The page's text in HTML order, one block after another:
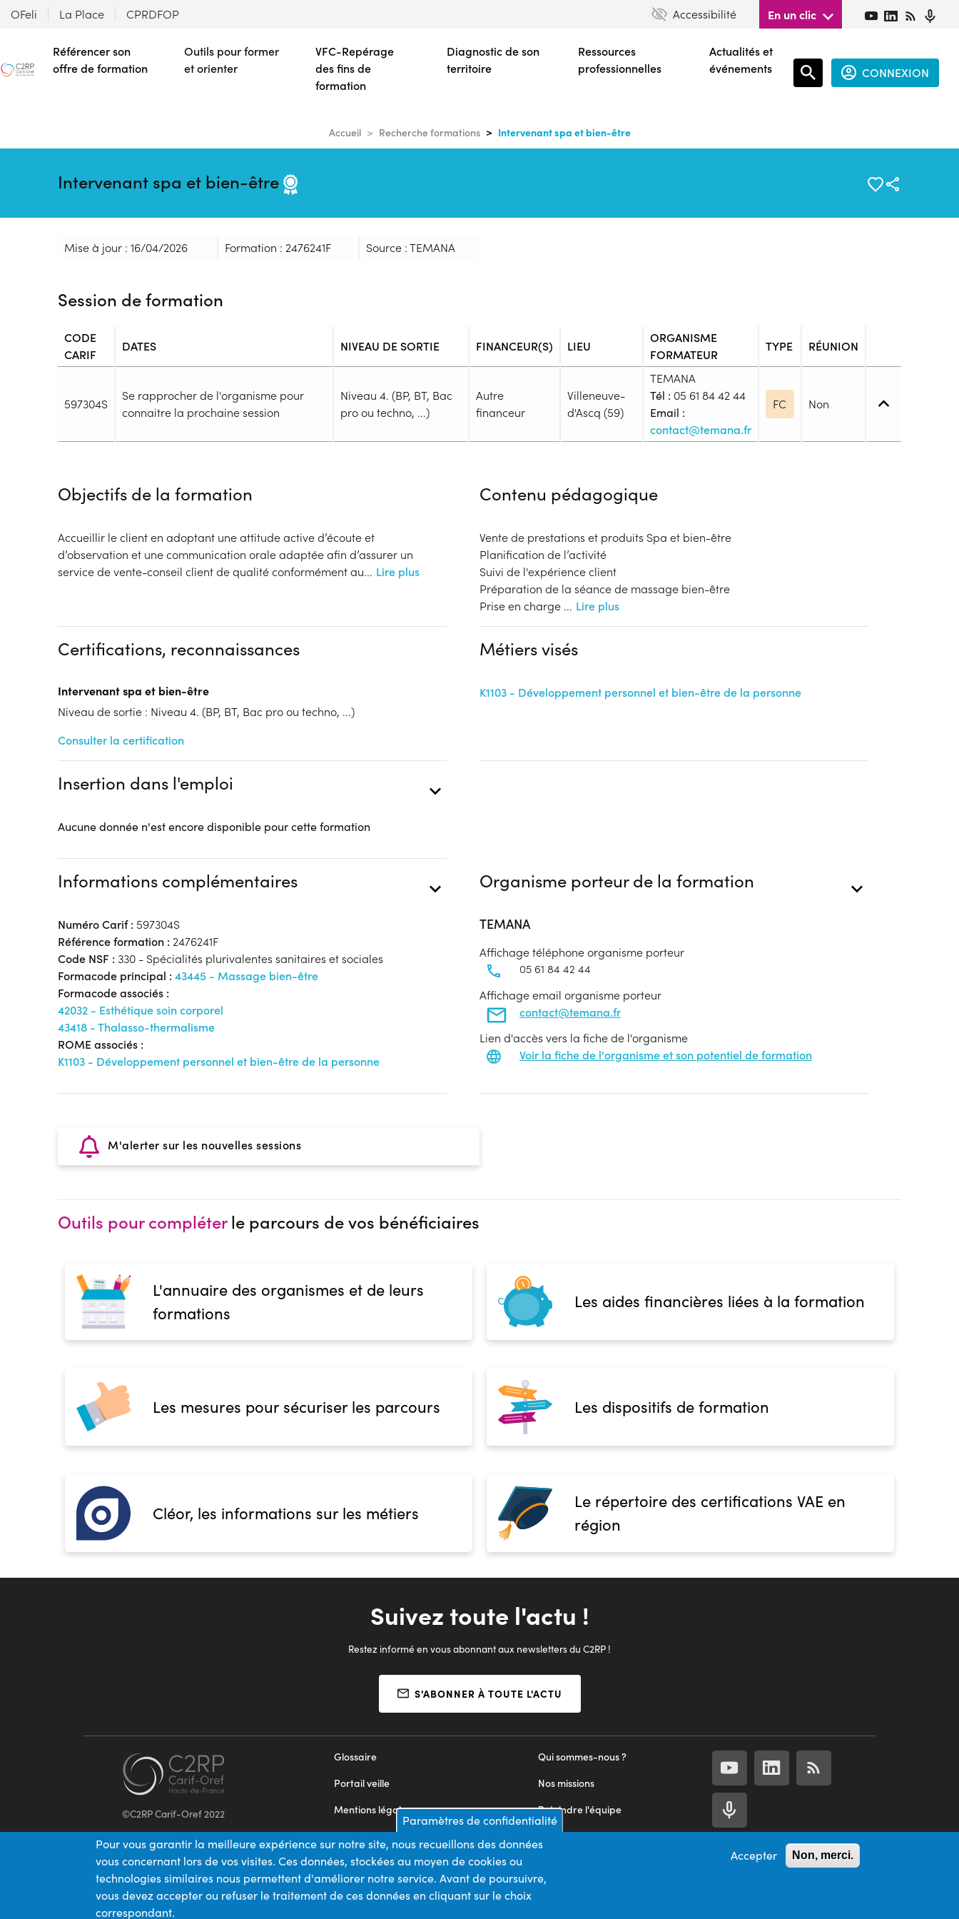
contenu
principal
OFeli La Place CPRDFOP Accessibilité En un clic
Référencer son
offre de formation
Outils pour former
et orienter
VFC-Repérage
des fins de
formation
Diagnostic de son
territoire
Ressources
professionnelles
Actualités et
événements
CONNEXION
Accueil Recherche formations Intervenant spa et bien-être
Intervenant spa et bien-être
Mise à jour : 16/04/2026 Formation : 2476241F Source : TEMANA
Session de formation
CODE
CARIF
DATES NIVEAU DE SORTIE FINANCEUR(S) LIEU
ORGANISME
FORMATEUR
TYPE RÉUNION
597304S
Se rapprocher de l'organisme pour
connaitre la prochaine session
Niveau 4. (BP, BT, Bac
pro ou techno, ...)
Autre
financeur
Villeneuve-
d'Ascq (59)
TEMANA
Tél : 05 61 84 42 44
Email :
contact@temana.fr
FC Non
Durée en centre :429h
Rythme :
Temps partiel
Type de parcours :Parcours collectif
Financements à déterminer selon la situation du bénéficiaire
Autre financeur
Tarif : N.C.
Lieu de formation
3 Rue des Teinturiers
Accueil sur le lieu de formation
Hébergement :Pas d'hébergement
Transport :
Pas de transport
Prérequis :
En recherche d'emploi, Tout public
Réunions d'informations
Aucune information
Complément d'information
Aucune information
Objectifs de la formation
Accueillir le client en adoptant une attitude active d’écoute et
d’observation et une communication orale adaptée afin d’assurer un
service de vente-conseil client de qualité conformément au... Lire plus
Contenu pédagogique
Vente de prestations et produits Spa et bien-être
Planification de l’activité
Suivi de l'expérience client
Préparation de la séance de massage bien-être
Prise en charge ... Lire plus
Certifications, reconnaissances
Intervenant spa et bien-être
Niveau de sortie : Niveau 4. (BP, BT, Bac pro ou techno, ...)
Consulter la certification
Métiers visés
K1103 - Développement personnel et bien-être de la personne
Insertion dans l'emploi
Aucune donnée n'est encore disponible pour cette formation
Informations complémentaires
Numéro Carif : 597304S
Référence formation : 2476241F
Code NSF : 330 - Spécialités plurivalentes sanitaires et sociales
Formacode principal : 43445 - Massage bien-être
Formacode associés :
42032 - Esthétique soin corporel
43418 - Thalasso-thermalisme
ROME associés :
K1103 - Développement personnel et bien-être de la personne
Organisme porteur de la formation
TEMANA
Affichage téléphone organisme porteur
05 61 84 42 44
Affichage email organisme porteur
contact@temana.fr
Lien d'accès vers la fiche de l'organisme
Voir la fiche de l'organisme et son potentiel de formation
M'alerter sur les nouvelles sessions
Outils pour compléterle parcours de vos bénéficiaires
L'annuaire des organismes et de leurs
formations
Les aides financières liées à la formation
Les mesures pour sécuriser les parcours Les dispositifs de formation
Cléor, les informations sur les métiers
Le répertoire des certifications VAE en
région
Suivez toute l'actu !
Restez informé en vous abonnant aux newsletters du C2RP !
S'ABONNER À TOUTE L'ACTU
©C2RP Carif-Oref 2022
Qui sommes-nous ?
Nos missions
Rejoindre l'équipe
Nous contacter
Glossaire
Portail veille
Mentions légales
Appels d'offres
Plan du site
Paramètres de confidentialité
Pour vous garantir la meilleure expérience sur notre site, nous recueillons des données
vous concernant lors de vos visites. Ces données, stockées au moyen de cookies ou
technologies similaires nous permettent d'améliorer notre service. Avant de poursuivre,
vous devez accepter ou refuser le traitement de ces données en cliquant sur le choix
correspondant.
Accepter Non, merci.